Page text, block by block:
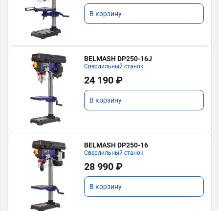
В корзину
BELMASH DP250-16J
Сверлильный станок
24 190 ₽
В корзину
BELMASH DP250-16
Сверлильный станок
28 990 ₽
В корзину